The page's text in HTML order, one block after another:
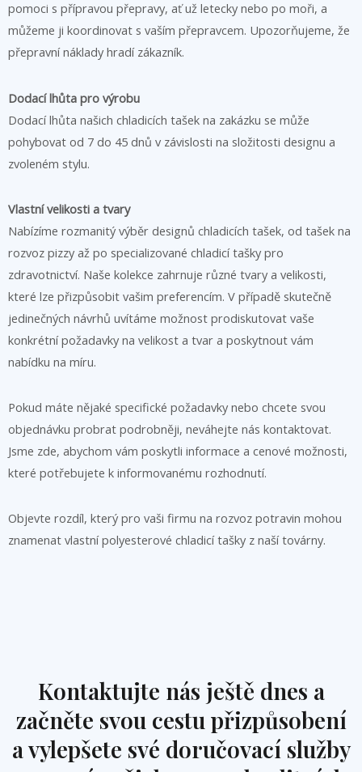
pomoci s přípravou přepravy, ať už letecky nebo po moři, a
můžeme ji koordinovat s vaším přepravcem. Upozorňujeme, že
přepravní náklady hradí zákazník.
Dodací lhůta pro výrobu
Dodací lhůta našich chladicích tašek na zakázku se může
pohybovat od 7 do 45 dnů v závislosti na složitosti designu a
zvoleném stylu.
Vlastní velikosti a tvary
Nabízíme rozmanitý výběr designů chladicích tašek, od tašek na
rozvoz pizzy až po specializované chladicí tašky pro
zdravotnictví. Naše kolekce zahrnuje různé tvary a velikosti,
které lze přizpůsobit vašim preferencím. V případě skutečně
jedinečných návrhů uvítáme možnost prodiskutovat vaše
konkrétní požadavky na velikost a tvar a poskytnout vám
nabídku na míru.
Pokud máte nějaké specifické požadavky nebo chcete svou
objednávku probrat podrobněji, neváhejte nás kontaktovat.
Jsme zde, abychom vám poskytli informace a cenové možnosti,
které potřebujete k informovanému rozhodnutí.
Objevte rozdíl, který pro vaši firmu na rozvoz potravin mohou
znamenat vlastní polyesterové chladicí tašky z naší továrny.
Kontaktujte nás ještě dnes a
začněte svou cestu přizpůsobení
a vylepšete své doručovací služby